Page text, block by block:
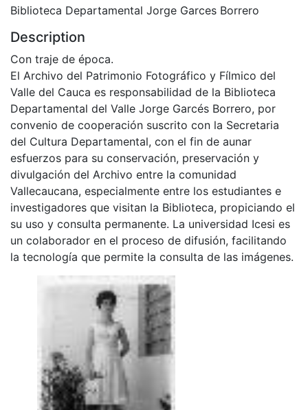
Biblioteca Departamental Jorge Garces Borrero
Description
Con traje de época.
El Archivo del Patrimonio Fotográfico y Fílmico del
Valle del Cauca es responsabilidad de la Biblioteca
Departamental del Valle Jorge Garcés Borrero, por
convenio de cooperación suscrito con la Secretaria
del Cultura Departamental, con el fin de aunar
esfuerzos para su conservación, preservación y
divulgación del Archivo entre la comunidad
Vallecaucana, especialmente entre los estudiantes e
investigadores que visitan la Biblioteca, propiciando el
su uso y consulta permanente. La universidad Icesi es
un colaborador en el proceso de difusión, facilitando
la tecnología que permite la consulta de las imágenes.